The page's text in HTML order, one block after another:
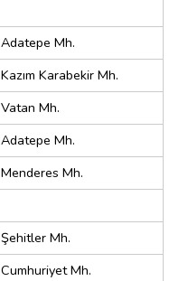
Adatepe Mh.
Kazım Karabekir Mh.
Vatan Mh.
Adatepe Mh.
Menderes Mh.
Şehitler Mh.
Cumhuriyet Mh.